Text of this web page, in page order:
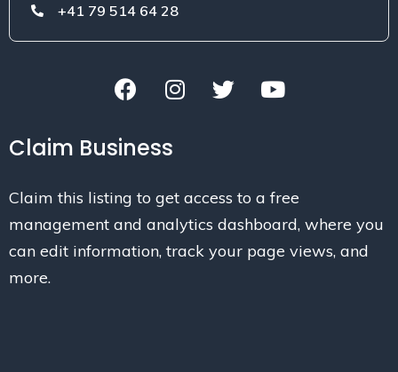
+41 79 514 64 28
Claim Business
Claim this listing to get access to a free
management and analytics dashboard, where you
can edit information, track your page views, and
more.